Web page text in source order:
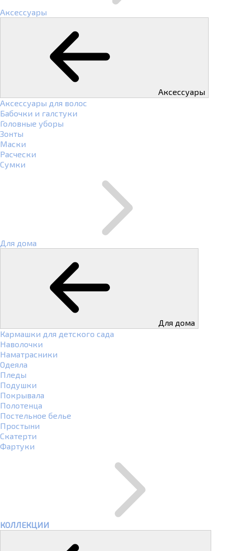
Аксессуары
Аксессуары
Аксессуары для волос
Бабочки и галстуки
Головные уборы
Зонты
Маски
Расчески
Сумки
Для дома
Для дома
Кармашки для детского сада
Наволочки
Наматрасники
Одеяла
Пледы
Подушки
Покрывала
Полотенца
Постельное белье
Простыни
Скатерти
Фартуки
КОЛЛЕКЦИИ